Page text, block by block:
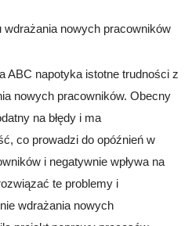
wdrażania nowych pracowników
ABC napotyka istotne trudności z
nowych pracowników. Obecny
na błędy i ma
co prowadzi do opóźnień w
i negatywnie wpływa na
te problemy i
wdrażania nowych